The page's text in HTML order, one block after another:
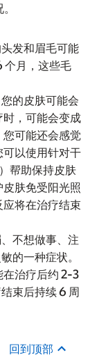
发和眉毛可能
个月，这些毛
的皮肤可能会
，可能会变成
可能还会感觉
以使用针对干
帮助保持皮肤
肤免受阳光照
将在治疗结束
不想做事、注
的一种症状。
在治疗后约 2-3
束后持续 6 周
回到顶部